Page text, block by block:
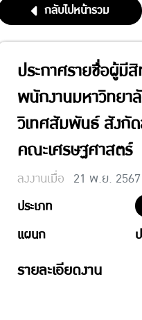
กลับไปหน้ารวม
ประกาศรายชื่อผู้มี
พนักงานมหาวิทยา
วิเทศสัมพันธ์ สังกัด
คณะเศรษฐศาสตร์
ลงงานเมื่อ 21 พ.ย. 2567
ประเภท
แผนก
รายละเอียดงาน